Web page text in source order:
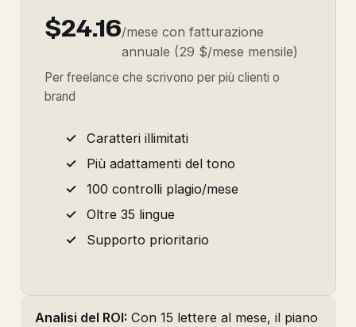
$24.16/mese con fatturazione
annuale (29 $/mese mensile)
Per freelance che scrivono per più clienti o
brand
Caratteri illimitati
Più adattamenti del tono
100 controlli plagio/mese
Oltre 35 lingue
Supporto prioritario
Analisi del ROI: Con 15 lettere al mese, il piano